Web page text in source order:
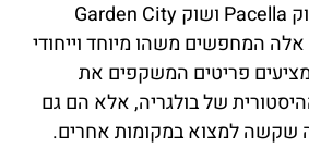
מוקירים. בין אלה, שוק Pacella ושוק Garden City
המחפשים משהו מיוחד וייחודי
פריטים המשקפים את
של בולגריה, אלא הם גם
שקשה למצוא במקומות אחרים.